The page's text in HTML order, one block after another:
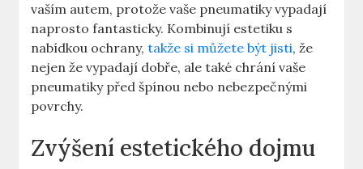
vaším autem, protože vaše pneumatiky vypadají
naprosto fantasticky. Kombinují estetiku s
nabídkou ochrany,takže si můžete být jisti, že
nejen že vypadají dobře, ale také chrání vaše
pneumatiky před špínou nebo nebezpečnými
povrchy.
Zvýšení estetického dojmu